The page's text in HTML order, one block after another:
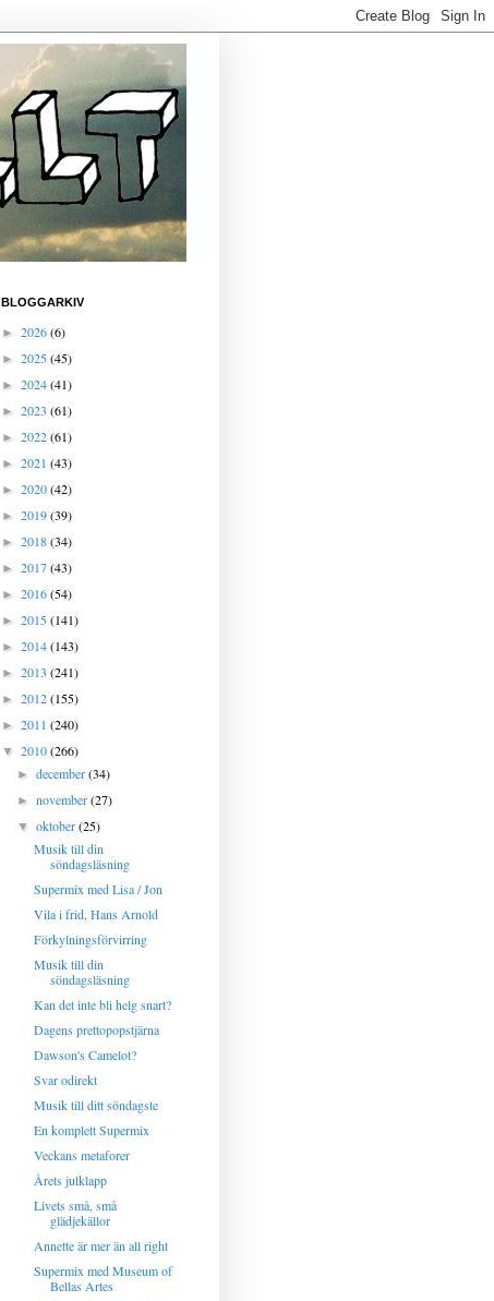
BLOGGARKIV
► 2026(6)
► 2025(45)
► 2024(41)
► 2023 (61)
► 2022(61)
► 2021 (43)
► 2020(42)
► 2019(39)
► 2018(34)
► 2017(43)
► 2016(54)
► 2015(141)
► 2014(143)
► 2013 (241)
► 2012(155)
► 2011 (240)
▼ 2010(266)
►december(34)
►november(27)
▼oktober(25)
Musik till din
söndagsläsning
Supermix med Lisa / Jon
Vila i frid, Hans Arnold
Förkylningsförvirring
Musik till din
söndagsläsning
Kan det inte bli helg snart?
Dagens prettopopstjärna
Dawson's Camelot?
Svar odirekt
Musik till ditt söndagste
En komplett Supermix
Veckans metaforer
Årets julklapp
Livets små, små
glädjekällor
Annette är mer än all right
Supermix med Museum of
Bellas Artes